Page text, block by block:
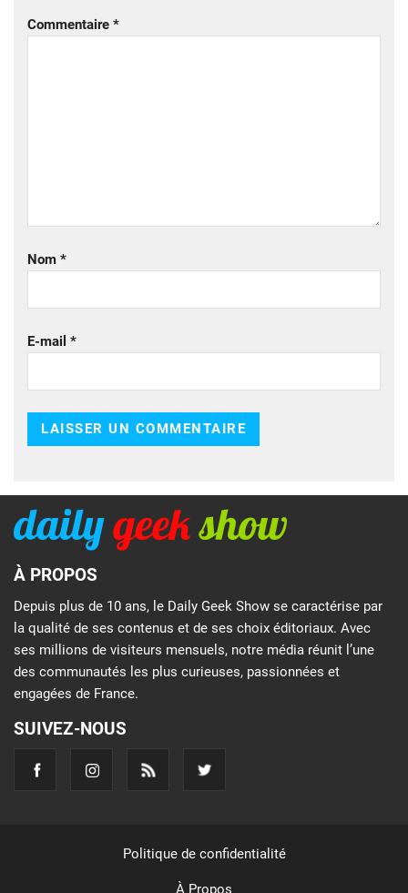
Commentaire *
Nom *
E-mail *
À PROPOS
Depuis plus de 10 ans, le Daily Geek Show se caractérise par
la qualité de ses contenus et de ses choix éditoriaux. Avec
ses millions de visiteurs mensuels, notre média réunit l’une
des communautés les plus curieuses, passionnées et
engagées de France.
SUIVEZ-NOUS
Politique de confidentialité
À Propos